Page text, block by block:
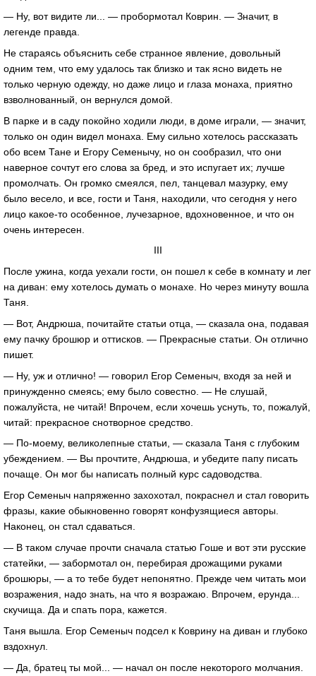
— Ну, вот видите ли... — пробормотал Коврин. — Значит, в
легенде правда.
Не стараясь объяснить себе странное явление, довольный
одним тем, что ему удалось так близко и так ясно видеть не
только черную одежду, но даже лицо и глаза монаха, приятно
взволнованный, он вернулся домой.
В парке и в саду покойно ходили люди, в доме играли, — значит,
только он один видел монаха. Ему сильно хотелось рассказать
обо всем Тане и Егору Семенычу, но он сообразил, что они
наверное сочтут его слова за бред, и это испугает их; лучше
промолчать. Он громко смеялся, пел, танцевал мазурку, ему
было весело, и все, гости и Таня, находили, что сегодня у него
лицо какое-то особенное, лучезарное, вдохновенное, и что он
очень интересен.
III
После ужина, когда уехали гости, он пошел к себе в комнату и лег
на диван: ему хотелось думать о монахе. Но через минуту вошла
Таня.
— Вот, Андрюша, почитайте статьи отца, — сказала она, подавая
ему пачку брошюр и оттисков. — Прекрасные статьи. Он отлично
пишет.
— Ну, уж и отлично! — говорил Егор Семеныч, входя за ней и
принужденно смеясь; ему было совестно. — Не слушай,
пожалуйста, не читай! Впрочем, если хочешь уснуть, то, пожалуй,
читай: прекрасное снотворное средство.
— По-моему, великолепные статьи, — сказала Таня с глубоким
убеждением. — Вы прочтите, Андрюша, и убедите папу писать
почаще. Он мог бы написать полный курс садоводства.
Егор Семеныч напряженно захохотал, покраснел и стал говорить
фразы, какие обыкновенно говорят конфузящиеся авторы.
Наконец, он стал сдаваться.
— В таком случае прочти сначала статью Гоше и вот эти русские
статейки, — забормотал он, перебирая дрожащими руками
брошюры, — а то тебе будет непонятно. Прежде чем читать мои
возражения, надо знать, на что я возражаю. Впрочем, ерунда...
скучища. Да и спать пора, кажется.
Таня вышла. Егор Семеныч подсел к Коврину на диван и глубоко
вздохнул.
— Да, братец ты мой... — начал он после некоторого молчания.